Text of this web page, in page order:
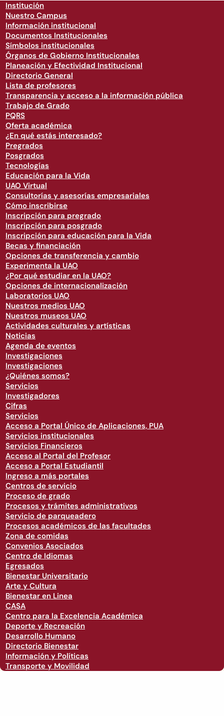
Institución
Nuestro Campus
Información institucional
Documentos Institucionales
Símbolos institucionales
Órganos de Gobierno Institucionales
Planeación y Efectividad Institucional
Directorio General
Lista de profesores
Transparencia y acceso a la información pública
Trabajo de Grado
PQRS
Oferta académica
¿En qué estás interesado?
Pregrados
Posgrados
Tecnologías
Educación para la Vida
UAO Virtual
Consultorías y asesorías empresariales
Cómo inscribirse
Inscripción para pregrado
Inscripción para posgrado
Inscripción para educación para la Vida
Becas y financiación
Opciones de transferencia y cambio
Experimenta la UAO
¿Por qué estudiar en la UAO?
Opciones de internacionalización
Laboratorios UAO
Nuestros medios UAO
Nuestros museos UAO
Actividades culturales y artísticas
Noticias
Agenda de eventos
Investigaciones
Investigaciones
¿Quiénes somos?
Servicios
Investigadores
Cifras
Servicios
Acceso a Portal Único de Aplicaciones, PUA
Servicios institucionales
Servicios Financieros
Acceso al Portal del Profesor
Acceso a Portal Estudiantil
Ingreso a más portales
Centros de servicio
Proceso de grado
Procesos y trámites administrativos
Servicio de parqueadero
Procesos académicos de las facultades
Zona de comidas
Convenios Asociados
Centro de Idiomas
Egresados
Bienestar Universitario
Arte y Cultura
Bienestar en Linea
CASA
Centro para la Excelencia Académica
Deporte y Recreación
Desarrollo Humano
Directorio Bienestar
Información y Políticas
Transporte y Movilidad